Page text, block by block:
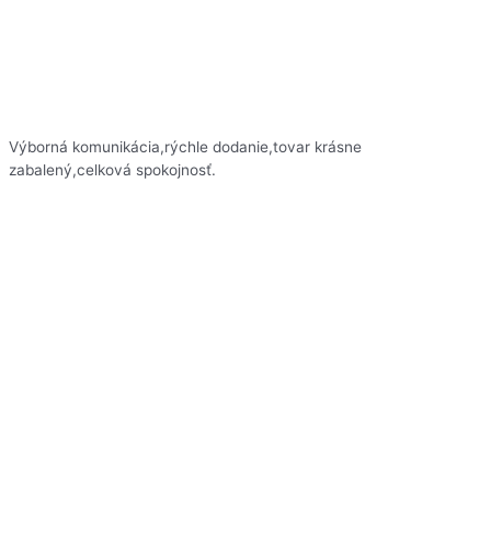
Výborná komunikácia,rýchle dodanie,tovar krásne
zabalený,celková spokojnosť.